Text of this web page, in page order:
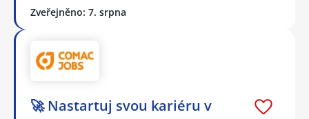
Zveřejněno: 7. srpna
🚀 Nastartuj svou kariéru v